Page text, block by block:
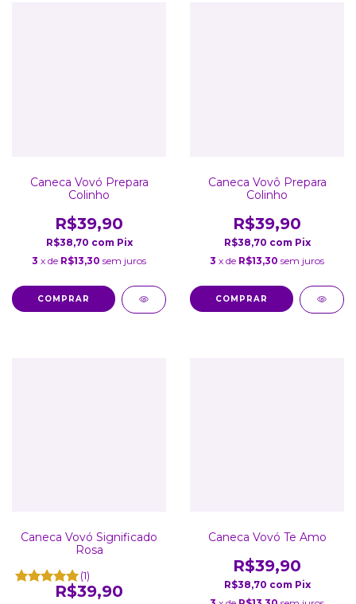
Caneca Vovó Prepara
Colinho
R$39,90
R$38,70 com Pix
3 x de R$13,30 sem juros
COMPRAR
Caneca Vovô Prepara
Colinho
R$39,90
R$38,70 com Pix
3 x de R$13,30 sem juros
COMPRAR
Caneca Vovó Significado
Rosa
(1)
R$39,90
Caneca Vovó Te Amo
R$39,90
R$38,70 com Pix